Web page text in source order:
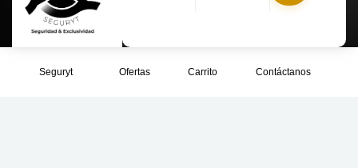
Seguryt Ofertas Carrito Contáctanos